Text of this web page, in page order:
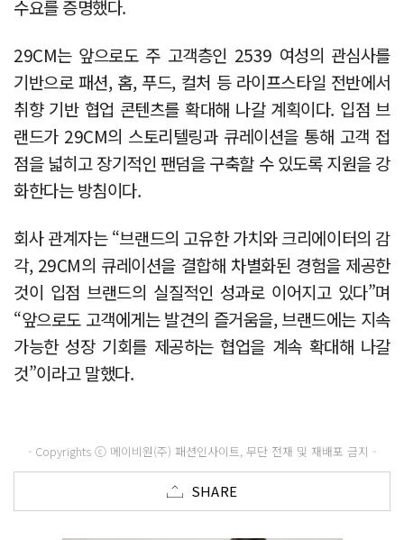
수요를 증명했다.
29CM는 앞으로도 주 고객층인 2539 여성의 관심사를
기반으로 패션, 홈, 푸드, 컬처 등 라이프스타일 전반에서
취향 기반 협업 콘텐츠를 확대해 나갈 계획이다. 입점 브
랜드가 29CM의 스토리텔링과 큐레이션을 통해 고객 접
점을 넓히고 장기적인 팬덤을 구축할 수 있도록 지원을 강
화한다는 방침이다.
회사 관계자는 “브랜드의 고유한 가치와 크리에이터의 감
각, 29CM의 큐레이션을 결합해 차별화된 경험을 제공한
것이 입점 브랜드의 실질적인 성과로 이어지고 있다”며
“앞으로도 고객에게는 발견의 즐거움을, 브랜드에는 지속
가능한 성장 기회를 제공하는 협업을 계속 확대해 나갈
것”이라고 말했다.
- Copyrights ⓒ 메이비원(주) 패션인사이트, 무단 전재 및 재배포 금지 -
SHARE